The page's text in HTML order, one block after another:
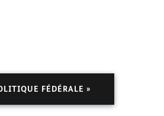
FÉDÉRALE »